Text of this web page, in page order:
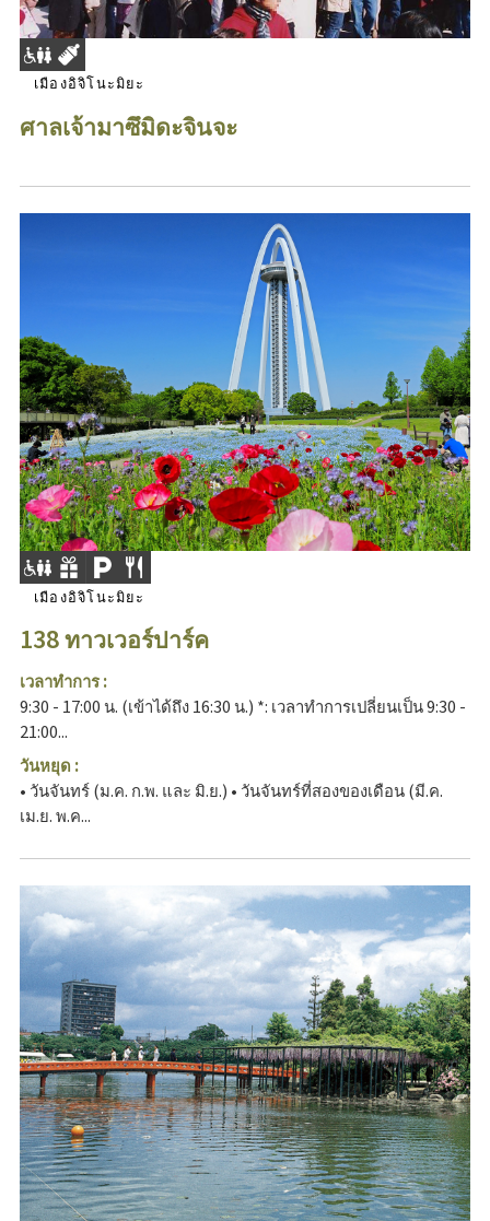
เมืองอิจิโนะมิยะ
ศาลเจ้ามาซึมิดะจินจะ
เมืองอิจิโนะมิยะ
138 ทาวเวอร์ปาร์ค
เวลาทำการ :
9:30 - 17:00 น. (เข้าได้ถึง 16:30 น.) *: เวลาทำการเปลี่ยนเป็น 9:30 -
21:00...
วันหยุด :
• วันจันทร์ (ม.ค. ก.พ. และ มิ.ย.) • วันจันทร์ที่สองของเดือน (มี.ค.
เม.ย. พ.ค...